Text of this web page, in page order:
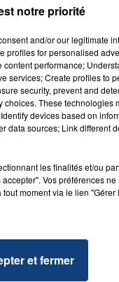
END
notre priorité
and/or our legitimate
profiles for personalised
performance;
services; Create profiles to
security, prevent and
These technologies
devices based on
data sources; Link different
les finalités et/ou
Vos préférences
moment via le lien
et fermer